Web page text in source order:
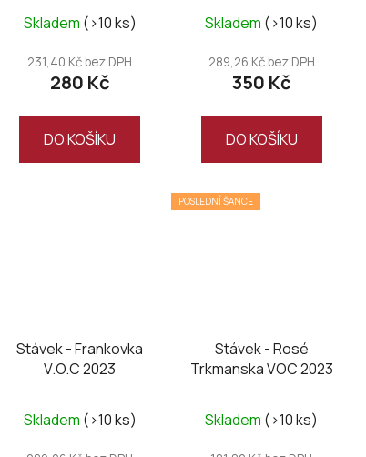
Skladem (>10 ks)
231,40 Kč bez DPH
280 Kč
DO KOŠÍKU
Skladem (>10 ks)
289,26 Kč bez DPH
350 Kč
DO KOŠÍKU
Stávek - Frankovka
V.O.C 2023
Skladem (>10 ks)
POSLEDNÍ ŠANCE
Stávek - Rosé
Trkmanska VOC 2023
Skladem (>10 ks)